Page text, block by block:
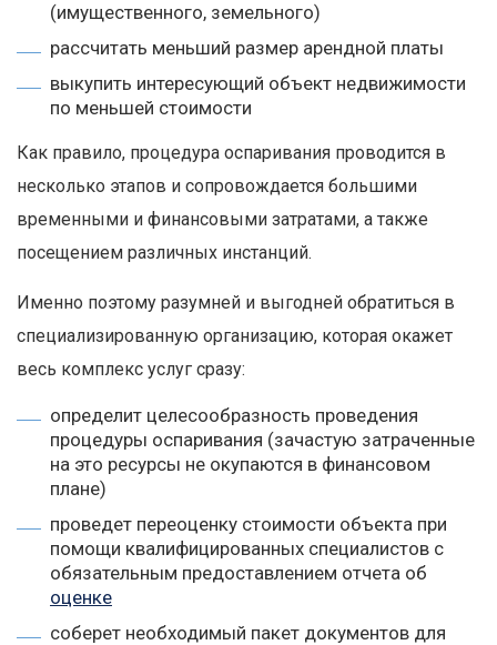
(имущественного, земельного)
рассчитать меньший размер арендной платы
выкупить интересующий объект недвижимости
по меньшей стоимости
Как правило, процедура оспаривания проводится в
несколько этапов и сопровождается большими
временными и финансовыми затратами, а также
посещением различных инстанций.
Именно поэтому разумней и выгодней обратиться в
специализированную организацию, которая окажет
весь комплекс услуг сразу:
определит целесообразность проведения
процедуры оспаривания (зачастую затраченные
на это ресурсы не окупаются в финансовом
плане)
проведет переоценку стоимости объекта при
помощи квалифицированных специалистов с
обязательным предоставлением отчета об
оценке
соберет необходимый пакет документов для